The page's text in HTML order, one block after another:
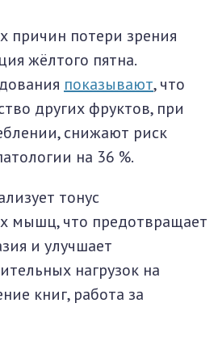
причин потери зрения
жёлтого пятна.
показывают, что
других фруктов, при
снижают риск
на 36 %.
тонус
мышц, что предотвращает
и улучшает
нагрузок на
книг, работа за